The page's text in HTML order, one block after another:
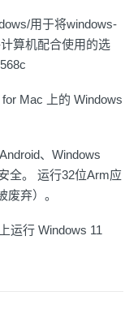
用于将windows-
算机配合使用的选
Mac 上的 Windows
、Windows
全。 运行32位Arm应
弃）。
运行 Windows 11